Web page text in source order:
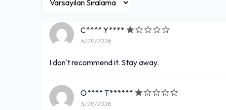
C**** Y****
5/28/2026
I don't recommend it. Stay away.
Ö**** T******
5/28/2026